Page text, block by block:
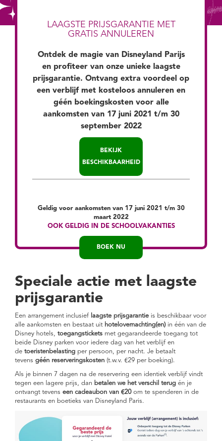
LAAGSTE PRIJSGARANTIE MET
GRATIS ANNULEREN
Ontdek de magie van Disneyland Parijs
en profiteer van onze unieke laagste
prijsgarantie. Ontvang extra voordeel op
een verblijf met kosteloos annuleren en
géén boekingskosten voor alle
aankomsten van 17 juni 2021 t/m 30
september 2022
BEKIJK
BESCHIKBAARHEID
laagste
prijsgarantie
annuleren,
betalen in
termijnen en
boekingskosten
Jouw verblijf omvat:
Hotelovernachting(en)in een Disney
van Disney's Davy Crockett Ranch)
Toegangstickets
voor beide Disney
parken tijdens alle dagen van je verblijf
Bovendien geniet je van:
GratisFastPassservice met snelle
toegang tot de meest populaire
attracties
Meer tijd in de parken tijdens de
Extra
Magische Uren
Geldig voor aankomsten van 17 juni 2021 t/m 30
maart 2022
OOK GELDIG IN DE SCHOOLVAKANTIES
BOEK NU
Speciale actie met laagste
prijsgarantie
Een arrangement inclusief laagste prijsgarantie is beschikbaar voor
alle aankomsten en bestaat uit hotelovernachting(en)in één van de
Disney hotels, toegangstickets met gegarandeerde toegang tot
beide Disney parken voor iedere dag van het verblijf en
de toeristenbelasting per persoon, per nacht. Je betaalt
tevens géén reserveringskosten (t.w.v. €29 per boeking).
Als je binnen 7 dagen na de reservering een identiek verblijf vindt
tegen een lagere prijs, dan betalen we het verschil terug én je
ontvangt tevens een cadeaubon van €20om te spenderen in de
restaurants en boetieks van Disneyland Paris.